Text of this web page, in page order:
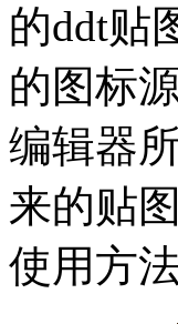
的ddt贴
的图标
编辑器
来的贴
使用方法